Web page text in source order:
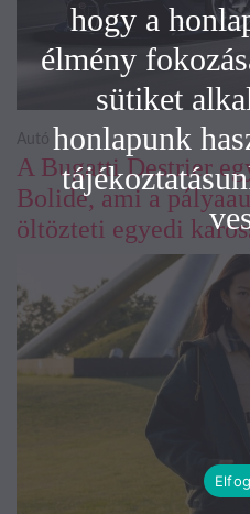
A Bugatti Destrier
Bolide, ami a
öltözteti egyedi
Autó
hogy a
élmény
sütiket
honlapunk